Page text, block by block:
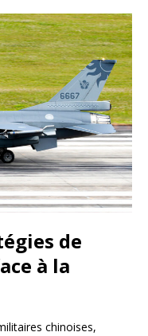
de
à la
chinoises,